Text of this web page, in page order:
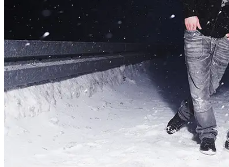
Corporate
Sports
Uniques